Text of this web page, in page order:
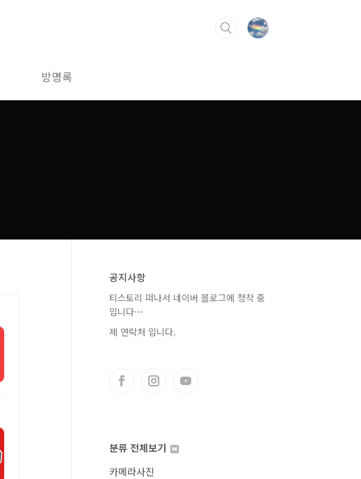
방명록
공지사항
티스토리 떠나서 네이버 블로그에 정착 중
입니다⋯
제 연락처 입니다.
분류 전체보기
카메라사진